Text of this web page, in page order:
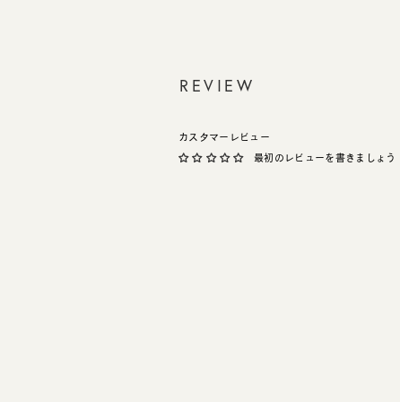
REVIEW
カスタマーレビュー
最初のレビューを書きましょう